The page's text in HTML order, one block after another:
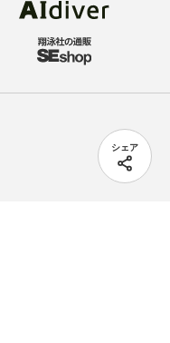
シェア